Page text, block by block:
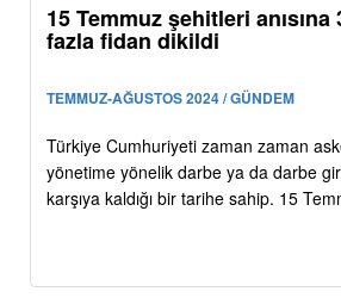
15 Temmuz şehitleri
fazla fidan dikildi
TEMMUZ-AĞUSTOS 2024 / GÜNDEM
Türkiye Cumhuriyeti zaman zaman
yönetime yönelik darbe ya da darbe
karşıya kaldığı bir tarihe sahip. 15